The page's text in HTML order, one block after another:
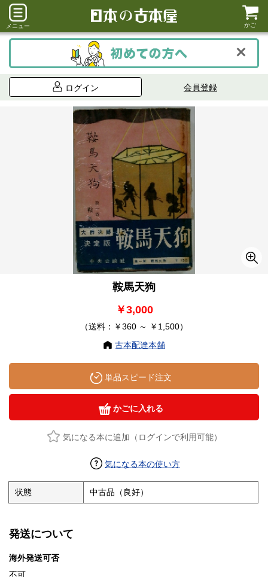
メニュー かご
ログイン 会員登録
鞍馬天狗
￥3,000
（送料：￥360 ～ ￥1,500）
古本配達本舗
単品スピード注文
かごに入れる
気になる本に追加（ログインで利用可能）
気になる本の使い方
状態 中古品（良好）
発送について
海外発送可否
不可